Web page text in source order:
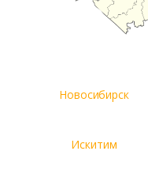
Новосибирск
Искитим